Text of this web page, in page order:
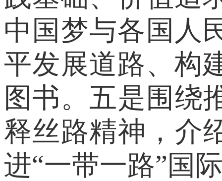
中国梦与各国人
平发展道路、构
图书。五是围绕
释丝路精神，介
进“一带一路”国